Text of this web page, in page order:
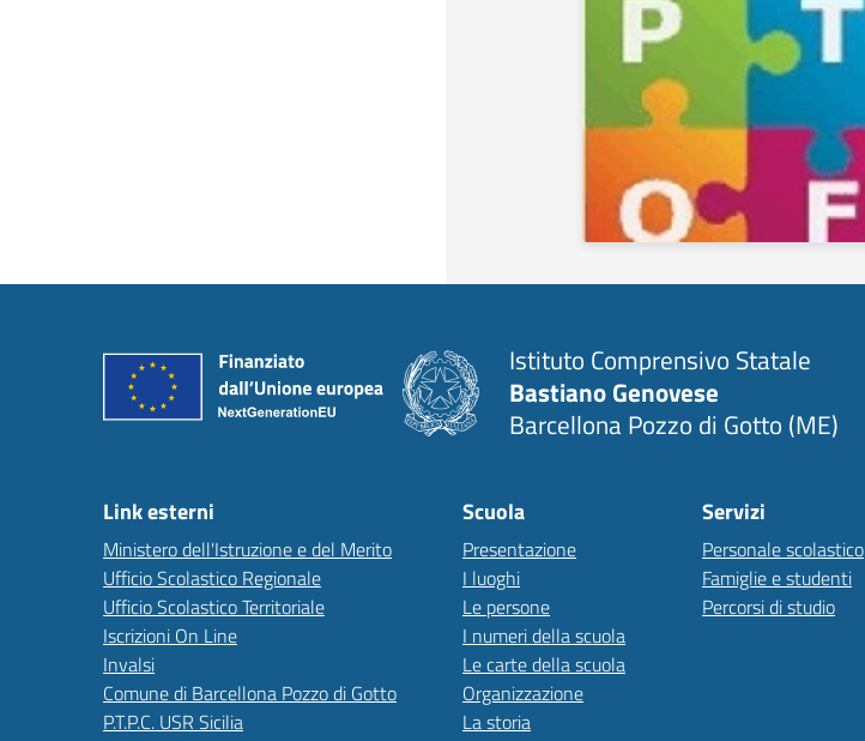
Istituto Comprensivo Statale
Bastiano Genovese
Barcellona Pozzo di Gotto (ME)
Link esterni
Ministero dell'Istruzione e del Merito
Ufficio Scolastico Regionale
Ufficio Scolastico Territoriale
Iscrizioni On Line
Invalsi
Comune di Barcellona Pozzo di Gotto
P.T.P.C. USR Sicilia
Scuola
Presentazione
I luoghi
Le persone
I numeri della scuola
Le carte della scuola
Organizzazione
La storia
Servizi
Personale scolastico
Famiglie e studenti
Percorsi di studio